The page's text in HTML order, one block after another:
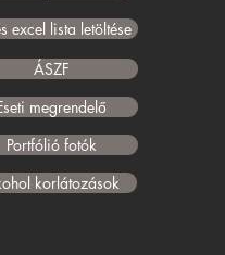
excel lista letöltése
ÁSZF
megrendelő
Portfólió fotók
korlátozások